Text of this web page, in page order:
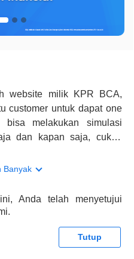
website milik KPR BCA,
customer untuk dapat one
melakukan simulasi
dan kapan saja, cukup
ada layanan live chat
berlipat, persyaratan
mudah, kamu bisa cek
hanya sebagai pihak
Banyak
Anda telah menyetujui
Tutup